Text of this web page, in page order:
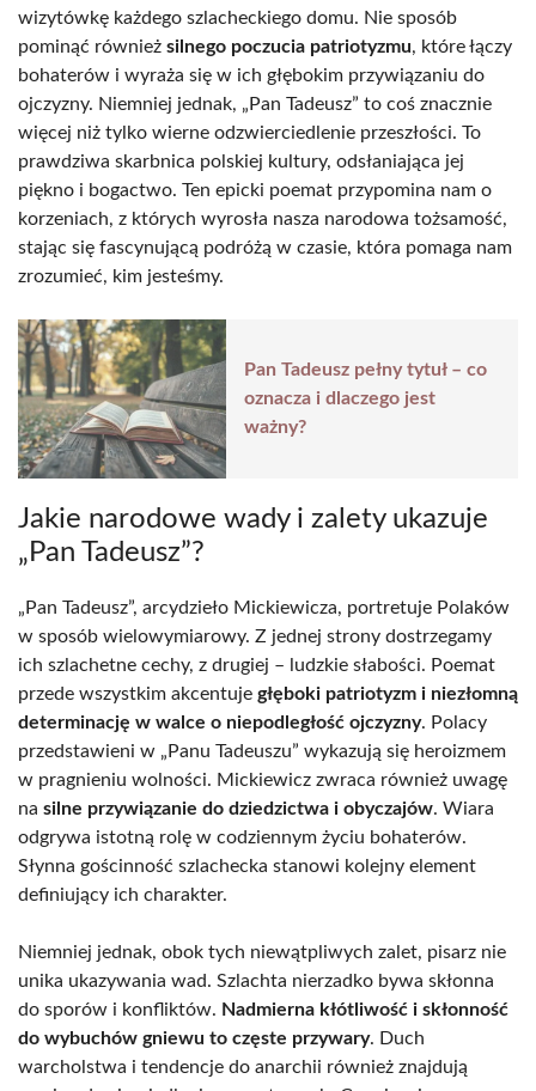
wizytówkę każdego szlacheckiego domu. Nie sposób
pominąć również silnego poczucia patriotyzmu, które łączy
bohaterów i wyraża się w ich głębokim przywiązaniu do
ojczyzny. Niemniej jednak, „Pan Tadeusz” to coś znacznie
więcej niż tylko wierne odzwierciedlenie przeszłości. To
prawdziwa skarbnica polskiej kultury, odsłaniająca jej
piękno i bogactwo. Ten epicki poemat przypomina nam o
korzeniach, z których wyrosła nasza narodowa tożsamość,
stając się fascynującą podróżą w czasie, która pomaga nam
zrozumieć, kim jesteśmy.
Pan Tadeusz pełny tytuł – co
oznacza i dlaczego jest
ważny?
Jakie narodowe wady i zalety ukazuje
„Pan Tadeusz”?
„Pan Tadeusz”, arcydzieło Mickiewicza, portretuje Polaków
w sposób wielowymiarowy. Z jednej strony dostrzegamy
ich szlachetne cechy, z drugiej – ludzkie słabości. Poemat
przede wszystkim akcentuje głęboki patriotyzm i niezłomną
determinację w walce o niepodległość ojczyzny. Polacy
przedstawieni w „Panu Tadeuszu” wykazują się heroizmem
w pragnieniu wolności. Mickiewicz zwraca również uwagę
na silne przywiązanie do dziedzictwa i obyczajów. Wiara
odgrywa istotną rolę w codziennym życiu bohaterów.
Słynna gościnność szlachecka stanowi kolejny element
definiujący ich charakter.
Niemniej jednak, obok tych niewątpliwych zalet, pisarz nie
unika ukazywania wad. Szlachta nierzadko bywa skłonna
do sporów i konfliktów. Nadmierna kłótliwość i skłonność
do wybuchów gniewu to częste przywary. Duch
warcholstwa i tendencje do anarchii również znajdują